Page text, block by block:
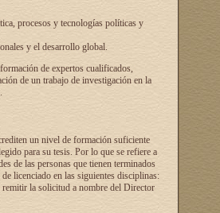
procesos y tecnologías políticas y
y el desarrollo global.
de expertos cualificados,
de un trabajo de investigación en la
un nivel de formación suficiente
para su tesis. Por lo que se refiere a
de las personas que tienen terminados
licenciado en las siguientes disciplinas:
remitir la solicitud a nombre del Director